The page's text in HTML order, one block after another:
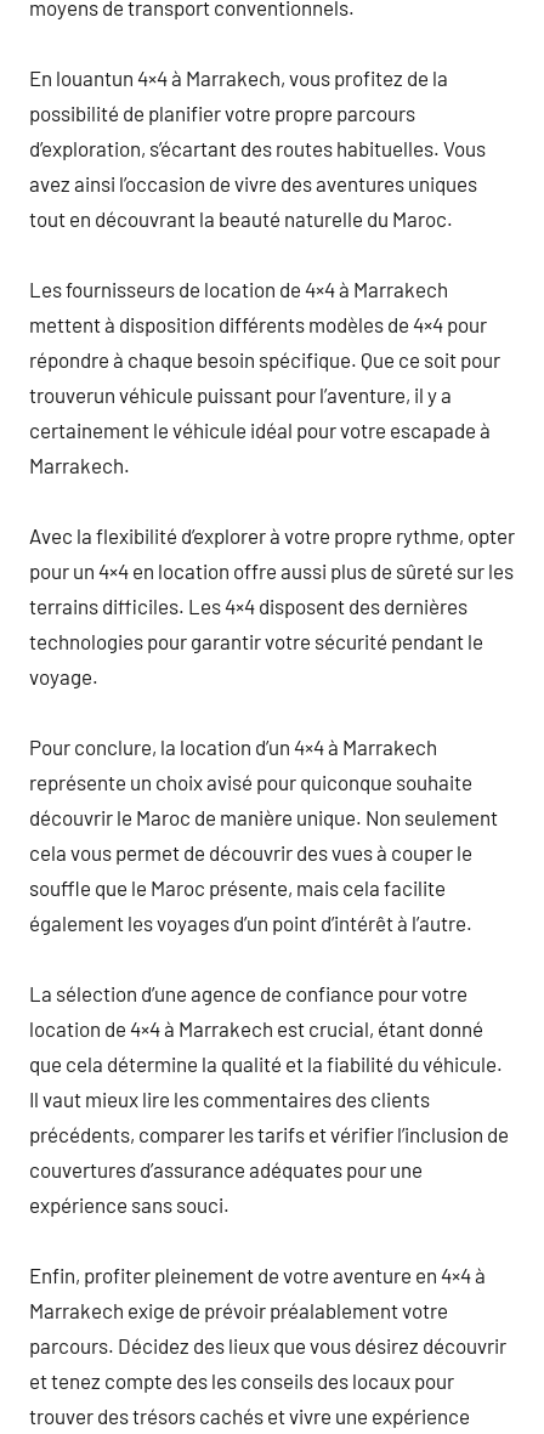
moyens de transport conventionnels.
En louantun 4×4 à Marrakech, vous profitez de la
possibilité de planifier votre propre parcours
d’exploration, s’écartant des routes habituelles. Vous
avez ainsi l’occasion de vivre des aventures uniques
tout en découvrant la beauté naturelle du Maroc.
Les fournisseurs de location de 4×4 à Marrakech
mettent à disposition différents modèles de 4×4 pour
répondre à chaque besoin spécifique. Que ce soit pour
trouverun véhicule puissant pour l’aventure, il y a
certainement le véhicule idéal pour votre escapade à
Marrakech.
Avec la flexibilité d’explorer à votre propre rythme, opter
pour un 4×4 en location offre aussi plus de sûreté sur les
terrains difficiles. Les 4×4 disposent des dernières
technologies pour garantir votre sécurité pendant le
voyage.
Pour conclure, la location d’un 4×4 à Marrakech
représente un choix avisé pour quiconque souhaite
découvrir le Maroc de manière unique. Non seulement
cela vous permet de découvrir des vues à couper le
souffle que le Maroc présente, mais cela facilite
également les voyages d’un point d’intérêt à l’autre.
La sélection d’une agence de confiance pour votre
location de 4×4 à Marrakech est crucial, étant donné
que cela détermine la qualité et la fiabilité du véhicule.
Il vaut mieux lire les commentaires des clients
précédents, comparer les tarifs et vérifier l’inclusion de
couvertures d’assurance adéquates pour une
expérience sans souci.
Enfin, profiter pleinement de votre aventure en 4×4 à
Marrakech exige de prévoir préalablement votre
parcours. Décidez des lieux que vous désirez découvrir
et tenez compte des les conseils des locaux pour
trouver des trésors cachés et vivre une expérience